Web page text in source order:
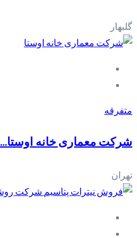
گلبهار
متفرقه
شرکت معماری خانه اوستا...
تهران